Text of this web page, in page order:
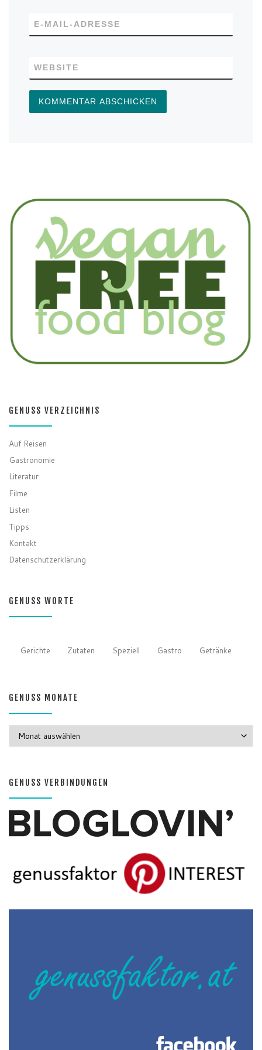
E-MAIL-ADRESSE
WEBSITE
GENUSS VERZEICHNIS
Auf Reisen
Gastronomie
Literatur
Filme
Listen
Tipps
Kontakt
Datenschutzerklärung
GENUSS WORTE
Gerichte Zutaten Speziell Gastro Getränke
GENUSS MONATE
GENUSS VERBINDUNGEN